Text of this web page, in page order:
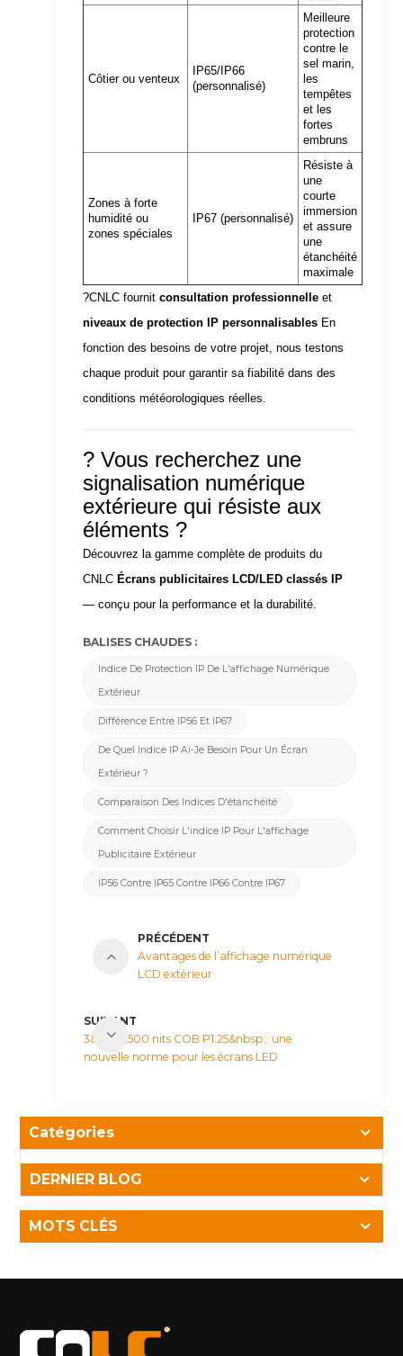
Côtier ou venteux
IP65/IP66
(personnalisé)
Meilleure
protection
contre le
sel marin,
les
tempêtes
et les
fortes
embruns
Zones à forte
humidité ou
zones spéciales
IP67 (personnalisé)
Résiste à
une
courte
immersion
et assure
une
étanchéité
maximale
?CNLC fournitconsultation professionnelle et
niveaux de protection IP personnalisables En
fonction des besoins de votre projet, nous testons
chaque produit pour garantir sa fiabilité dans des
conditions météorologiques réelles.
? Vous recherchez une
signalisation numérique
extérieure qui résiste aux
éléments ?
Découvrez la gamme complète de produits du
CNLC Écrans publicitaires LCD/LED classés IP
— conçu pour la performance et la durabilité.
BALISES CHAUDES :
Indice De Protection IP De L'affichage Numérique
Extérieur
Différence Entre IP56 Et IP67
De Quel Indice IP Ai-Je Besoin Pour Un Écran
Extérieur ?
Comparaison Des Indices D'étanchéité
Comment Choisir L'indice IP Pour L'affichage
Publicitaire Extérieur
IP56 Contre IP65 Contre IP66 Contre IP67
PRÉCÉDENT
Avantages de l’affichage numérique
LCD extérieur
SUIVANT
3&nbsp;500 nits COB P1.25&nbsp;: une
nouvelle norme pour les écrans LED
Catégories
DERNIER BLOG
MOTS CLÉS